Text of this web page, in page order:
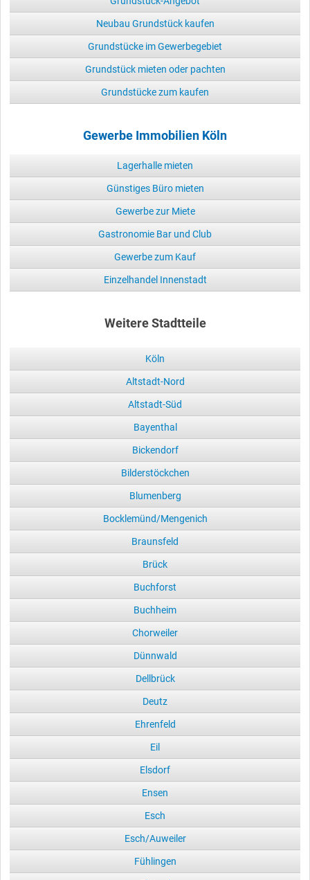
Neubau Grundstück kaufen
Grundstücke im Gewerbegebiet
Grundstück mieten oder pachten
Grundstücke zum kaufen
Gewerbe Immobilien Köln
Lagerhalle mieten
Günstiges Büro mieten
Gewerbe zur Miete
Gastronomie Bar und Club
Gewerbe zum Kauf
Einzelhandel Innenstadt
Weitere Stadtteile
Köln
Altstadt-Nord
Altstadt-Süd
Bayenthal
Bickendorf
Bilderstöckchen
Blumenberg
Bocklemünd/Mengenich
Braunsfeld
Brück
Buchforst
Buchheim
Chorweiler
Dünnwald
Dellbrück
Deutz
Ehrenfeld
Eil
Elsdorf
Ensen
Esch
Esch/Auweiler
Fühlingen